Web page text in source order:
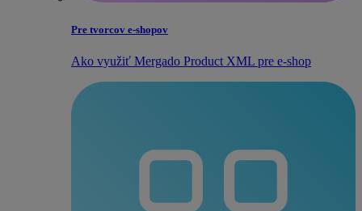
Pre tvorcov e‑shopov
Ako využiť Mergado Product XML pre e‑shop